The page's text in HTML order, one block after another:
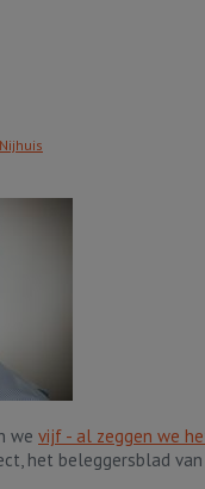
we vijf - al zeggen we
het beleggersblad